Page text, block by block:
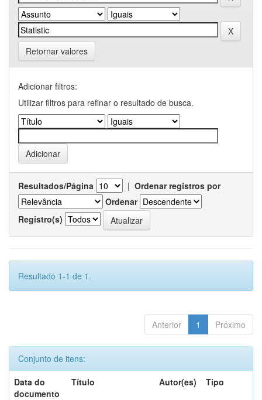
Retornar valores
Adicionar filtros:
Utilizar filtros para refinar o resultado de busca.
Resultados/Página | Ordenar registros por
Ordenar
Registro(s)
Resultado 1-1 de 1.
Anterior 1 Próximo
Conjunto de itens:
Data do
documento
Título Autor(es) Tipo